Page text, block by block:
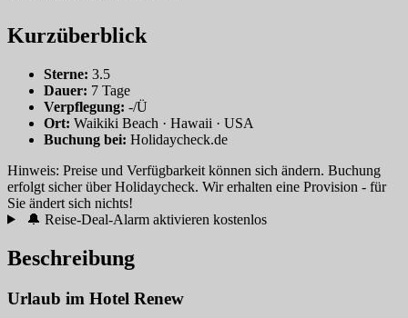
Kurzüberblick
Sterne: 3.5
Dauer: 7 Tage
Verpflegung: -/Ü
Ort: Waikiki Beach · Hawaii · USA
Buchung bei: Holidaycheck.de
Hinweis: Preise und Verfügbarkeit können sich ändern. Buchung
erfolgt sicher über Holidaycheck. Wir erhalten eine Provision - für
Sie ändert sich nichts!
🔔 Reise-Deal-Alarm aktivieren kostenlos
Beschreibung
Urlaub im Hotel Renew